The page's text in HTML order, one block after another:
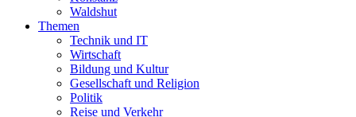
Waldshut
Themen
Technik und IT
Wirtschaft
Bildung und Kultur
Gesellschaft und Religion
Politik
Reise und Verkehr